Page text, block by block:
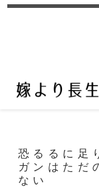
恐るるに足
ガンはただ
ない